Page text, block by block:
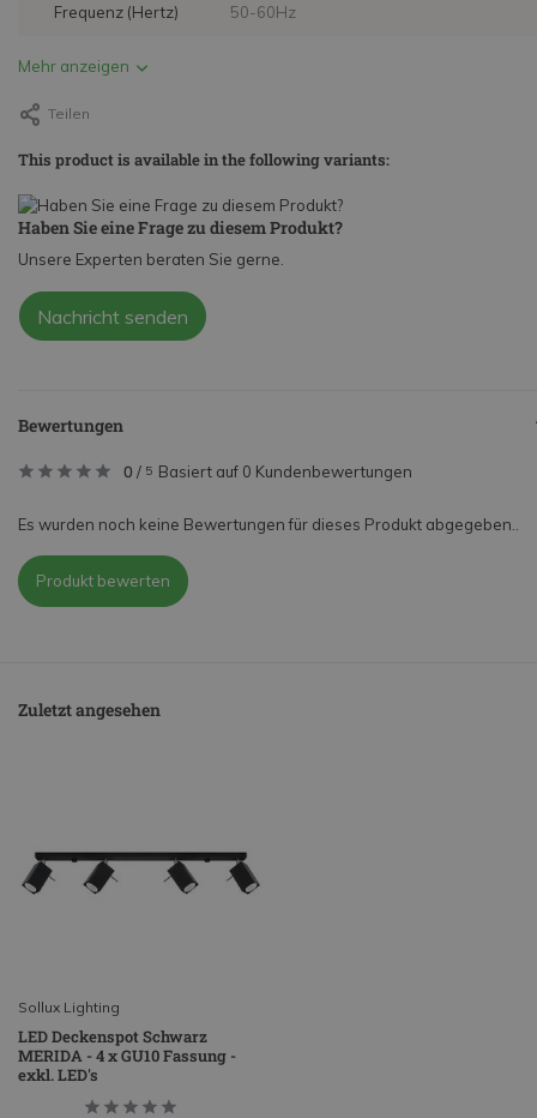
Frequenz (Hertz) 50-60Hz
Mehr anzeigen
Teilen
This product is available in the following variants:
Haben Sie eine Frage zu diesem Produkt?
Unsere Experten beraten Sie gerne.
Nachricht senden
Bewertungen
0 / 5 Basiert auf 0 Kundenbewertungen
Es wurden noch keine Bewertungen für dieses Produkt abgegeben..
Produkt bewerten
Zuletzt angesehen
Sollux Lighting
LED Deckenspot Schwarz
MERIDA - 4 x GU10 Fassung -
exkl. LED's